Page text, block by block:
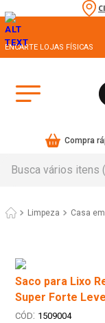
ENCARTE LOJAS FÍSICAS
Compra
Limpeza Casa em
Saco para Lixo
Super Forte
: 1509004